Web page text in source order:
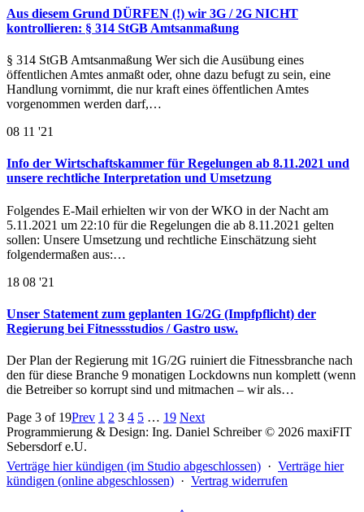
Aus diesem Grund DÜRFEN (!) wir 3G / 2G NICHT
kontrollieren: § 314 StGB Amtsanmaßung
§ 314 StGB Amtsanmaßung Wer sich die Ausübung eines
öffentlichen Amtes anmaßt oder, ohne dazu befugt zu sein, eine
Handlung vornimmt, die nur kraft eines öffentlichen Amtes
vorgenommen werden darf,…
08 11 '21
Info der Wirtschaftskammer für Regelungen ab 8.11.2021 und
unsere rechtliche Interpretation und Umsetzung
Folgendes E-Mail erhielten wir von der WKO in der Nacht am
5.11.2021 um 22:10 für die Regelungen die ab 8.11.2021 gelten
sollen: Unsere Umsetzung und rechtliche Einschätzung sieht
folgendermaßen aus:…
18 08 '21
Unser Statement zum geplanten 1G/2G (Impfpflicht) der
Regierung bei Fitnessstudios / Gastro usw.
Der Plan der Regierung mit 1G/2G ruiniert die Fitnessbranche nach
den für diese Branche 9 monatigen Lockdowns nun komplett (wenn
die Betreiber so korrupt sind und mitmachen – wir als…
Page 3 of 19Prev 1 2 3 4 5 … 19 Next
Programmierung & Design: Ing. Daniel Schreiber © 2026 maxiFIT
Sebersdorf e.U.
Verträge hier kündigen (im Studio abgeschlossen) · Verträge hier
kündigen (online abgeschlossen) · Vertrag widerrufen